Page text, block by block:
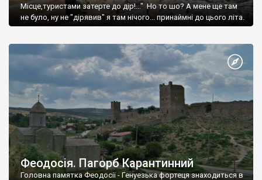
Місце,туристами затерте до дір!..." Но то шо? А мене ще там
не було, ну не "дірявив" я там нічого... принаймні до цього літа.
Феодосія. Пагорб Карантинний
Головна памятка Феодосії - Генуезька фортеця знаходиться в